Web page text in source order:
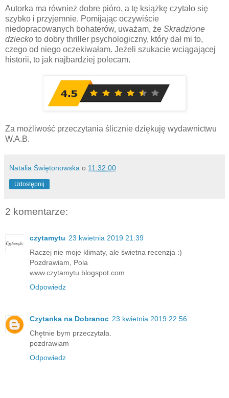
Autorka ma również dobre pióro, a tę książkę czytało się
szybko i przyjemnie. Pomijając oczywiście
niedopracowanych bohaterów, uważam, że Skradzione
dziecko to dobry thriller psychologiczny, który dał mi to,
czego od niego oczekiwałam. Jeżeli szukacie wciągającej
historii, to jak najbardziej polecam.
Za możliwość przeczytania ślicznie dziękuję wydawnictwu
W.A.B.
Natalia Świętonowska o 11:32:00
Udostępnij
2 komentarze:
czytamytu 23 kwietnia 2019 21:39
Raczej nie moje klimaty, ale świetna recenzja :)
Pozdrawiam, Pola
www.czytamytu.blogspot.com
Odpowiedz
Czytanka na Dobranoc 23 kwietnia 2019 22:56
Chętnie bym przeczytała.
pozdrawiam
Odpowiedz